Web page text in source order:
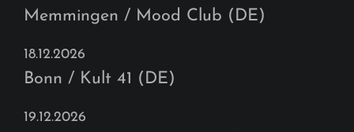
Memmingen / Mood Club (DE)
18.12.2026
Bonn / Kult 41 (DE)
19.12.2026